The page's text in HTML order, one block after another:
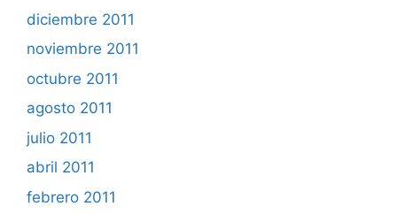
diciembre 2011
noviembre 2011
octubre 2011
agosto 2011
julio 2011
abril 2011
febrero 2011